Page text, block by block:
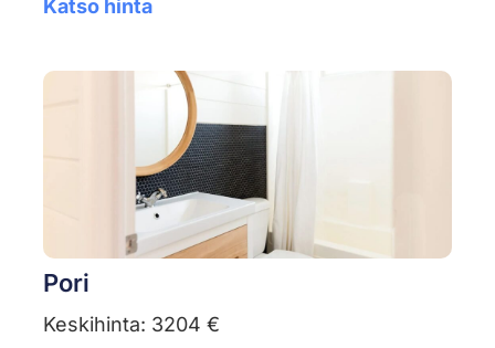
Katso hinta
Pori
Keskihinta: 3204 €